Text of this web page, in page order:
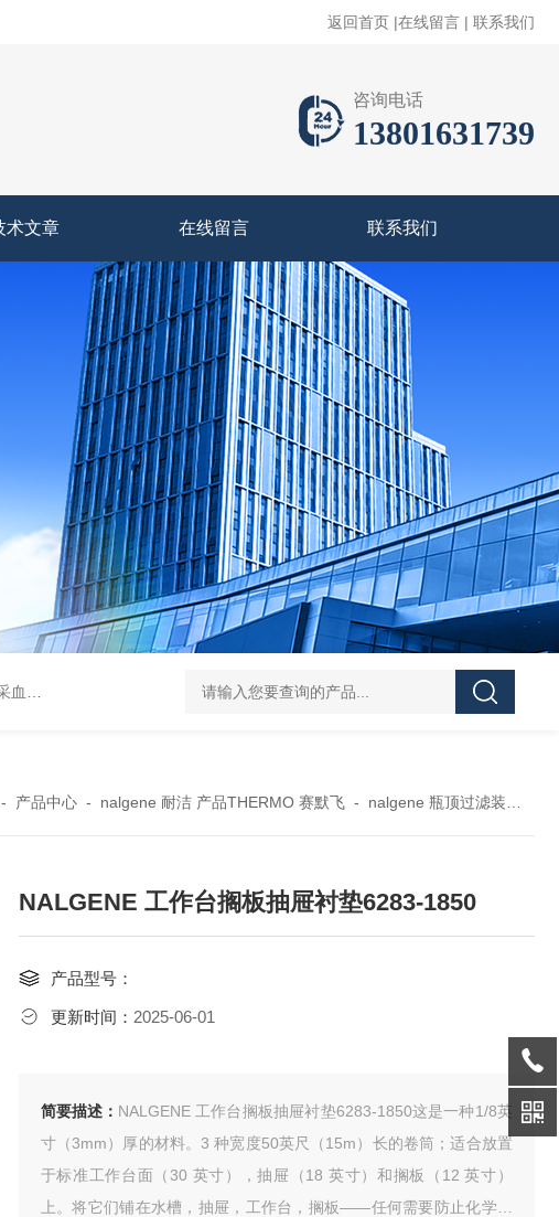
返回首页 |在线留言 | 联系我们
咨询电话
13801631739
术文章 在线留言 联系我们
纸 3119-0050无菌339652 23-2263赛默飞离心管 UFC903096 MAP001
产品中心- nalgene 耐洁 产品THERMO 赛默飞- nalgene 瓶顶过滤装置
NALGENE 工作台搁板抽屉衬垫6283-1850
产品型号：
更新时间： 2025-06-01
简要描述： NALGENE 工作台搁板抽屉衬垫6283-1850这是一种1/8英
寸（3mm）厚的材料。3 种宽度50英尺（15m）长的卷筒；适合放置
于标准工作台面（30 英寸），抽屉（18 英寸）和搁板（12 英寸）
上。将它们铺在水槽，抽屉，工作台，搁板——任何需要防止化学药